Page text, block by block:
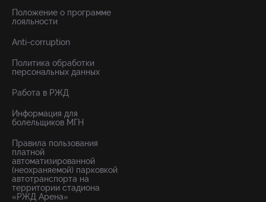
Положение о программе
лояльности
Anti-corruption
Политика обработки
персональных данных
Работа в РЖД
Информация для
болельщиков МГН
Правила пользования
платной
автоматизированной
(неохраняемой) парковкой
автотранспорта на
территории стадиона
«РЖД Арена»